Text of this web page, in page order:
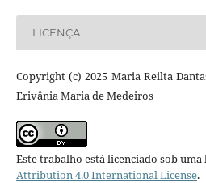
LICENÇA
Copyright (c) 2025 Maria Reilta
Erivânia Maria de Medeiros
Este trabalho está licenciado sob uma
Attribution 4.0 International License.